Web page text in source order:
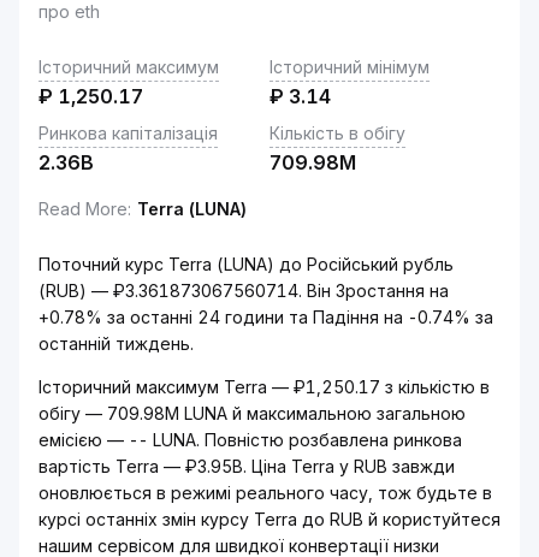
про eth
Історичний максимум
₽ 1,250.17
Історичний мінімум
₽ 3.14
Ринкова капіталізація
2.36B
Кількість в обігу
709.98M
Read More: Terra (LUNA)
Поточний курс Terra (LUNA) до Російський рубль
(RUB) — ₽3.361873067560714. Він Зростання на
+0.78% за останні 24 години та Падіння на -0.74% за
останній тиждень.
Історичний максимум Terra — ₽1,250.17 з кількістю в
обігу — 709.98M LUNA й максимальною загальною
емісією — -- LUNA. Повністю розбавлена ринкова
вартість Terra — ₽3.95B. Ціна Terra у RUB завжди
оновлюється в режимі реального часу, тож будьте в
курсі останніх змін курсу Terra до RUB й користуйтеся
нашим сервісом для швидкої конвертації низки